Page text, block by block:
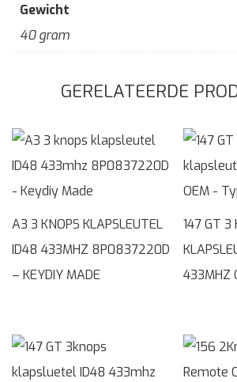
Gewicht
40 gram
GERELATEERDE
A3 3 KNOPS KLAPSLEUTEL
ID48 433MHZ 8P0837220D
– KEYDIY MADE
147 GT 3
433MHZ